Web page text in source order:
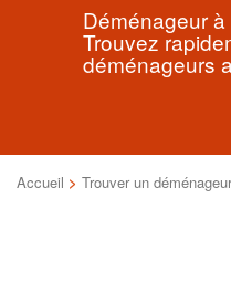
Déménageur
Trouvez
déménageurs
Accueil > Trouver un déménageur